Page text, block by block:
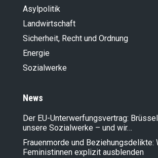
Asylpolitik
Landwirt­schaft
Sicherheit, Recht und Ordnung
Energie
Sozialwerke
News
Der EU-Unterwerfungsvertrag:
unsere Sozialwerke – und wir…
Frauenmorde und Beziehungsdelikte:
Feministinnen explizit ausblenden